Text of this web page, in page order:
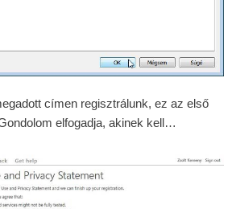
címen regisztrálunk, ez az első
elfogadja, akinek kell…